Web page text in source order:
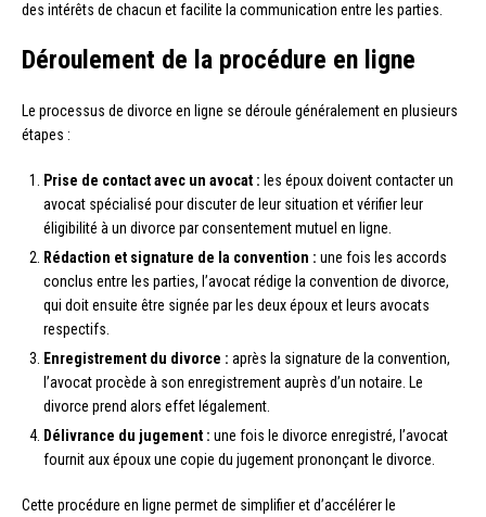
des intérêts de chacun et facilite la communication entre les parties.
Déroulement de la procédure en ligne
Le processus de divorce en ligne se déroule généralement en plusieurs
étapes :
Prise de contact avec un avocat : les époux doivent contacter un
avocat spécialisé pour discuter de leur situation et vérifier leur
éligibilité à un divorce par consentement mutuel en ligne.
Rédaction et signature de la convention : une fois les accords
conclus entre les parties, l’avocat rédige la convention de divorce,
qui doit ensuite être signée par les deux époux et leurs avocats
respectifs.
Enregistrement du divorce : après la signature de la convention,
l’avocat procède à son enregistrement auprès d’un notaire. Le
divorce prend alors effet légalement.
Délivrance du jugement : une fois le divorce enregistré, l’avocat
fournit aux époux une copie du jugement prononçant le divorce.
Cette procédure en ligne permet de simplifier et d’accélérer le